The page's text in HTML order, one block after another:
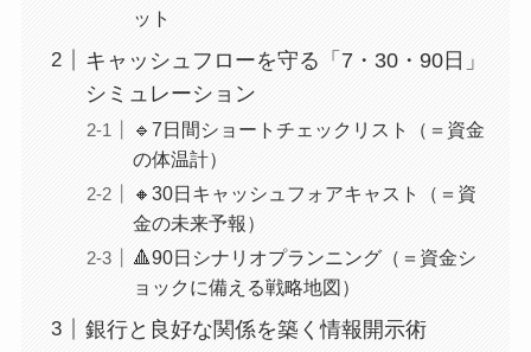
ット
キャッシュフローを守る「7・30・90日」
シミュレーション
🔹7日間ショートチェックリスト（＝資金
の体温計）
🔸30日キャッシュフォアキャスト（＝資
金の未来予報）
🔺90日シナリオプランニング（＝資金シ
ョックに備える戦略地図）
銀行と良好な関係を築く情報開示術